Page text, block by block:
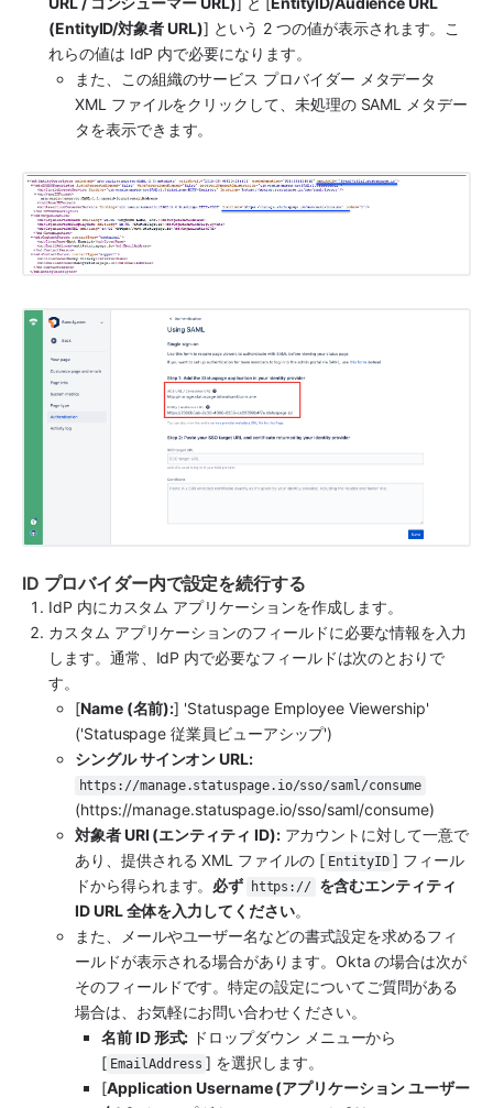
(EntityID/対象者 URL)] という 2 つの値が表示されます。こ
れらの値は IdP 内で必要になります。
また、この組織のサービス プロバイダー メタデータ
XML ファイルをクリックして、未処理の SAML メタデー
タを表示できます。
ID プロバイダー内で設定を続行する
IdP 内にカスタム アプリケーションを作成します。
カスタム アプリケーションのフィールドに必要な情報を入力
します。通常、IdP 内で必要なフィールドは次のとおりで
す。
[Name (名前):] 'Statuspage Employee Viewership'
('Statuspage 従業員ビューアシップ')
シングル サインオン URL:
https://manage.statuspage.io/sso/saml/consume
(https://manage.statuspage.io/sso/saml/consume)
対象者 URI (エンティティ ID): アカウントに対して一意で
あり、提供される XML ファイルの [ EntityID ] フィール
ドから得られます。 必ず https:// を含むエンティティ
ID URL 全体を入力してください。
また、メールやユーザー名などの書式設定を求めるフィ
ールドが表示される場合があります。Okta の場合は次が
そのフィールドです。特定の設定についてご質問がある
場合は、お気軽にお問い合わせください。
名前 ID 形式: ドロップダウン メニューから
[ EmailAddress ] を選択します。
[Application Username (アプリケーション ユーザー